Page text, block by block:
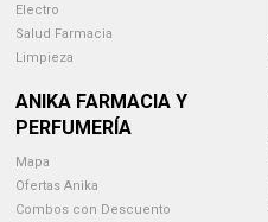
Electro
Salud Farmacia
Limpieza
ANIKA FARMACIA Y
PERFUMERÍA
Mapa
Ofertas Anika
Combos con Descuento